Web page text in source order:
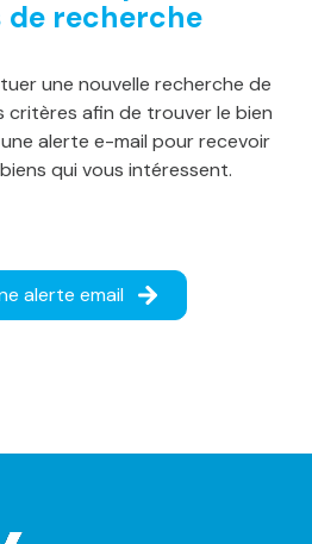
recherche
une nouvelle recherche de
critères afin de trouver le bien
alerte e-mail pour recevoir
qui vous intéressent.
alerte email